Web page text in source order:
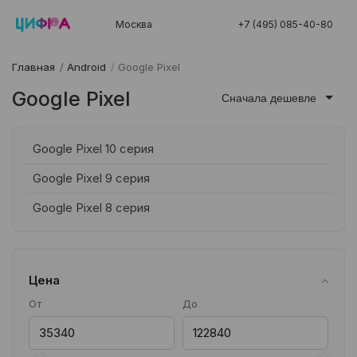
Москва +7 (495) 085-40-80
Главная / Android / Google Pixel
Google Pixel Сначала дешевле
Google Pixel 10 серия
Google Pixel 9 серия
Google Pixel 8 серия
Цена
От До